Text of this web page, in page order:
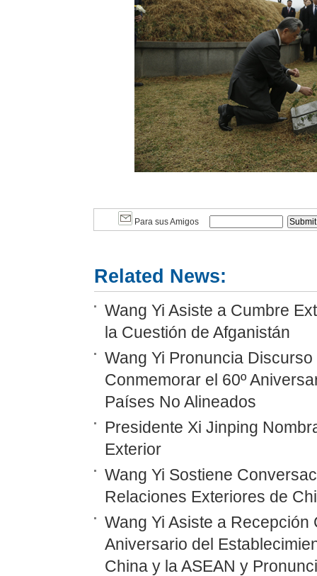
Para sus Amigos
Related News:
Wang Yi Asiste a Cumbre
la Cuestión de Afganistán
Wang Yi Pronuncia
Conmemorar el 60º
Países No Alineados
Presidente Xi Jinping
Exterior
Wang Yi Sostiene
Relaciones Exteriores de
Wang Yi Asiste a Recepción
Aniversario del
China y la ASEAN y